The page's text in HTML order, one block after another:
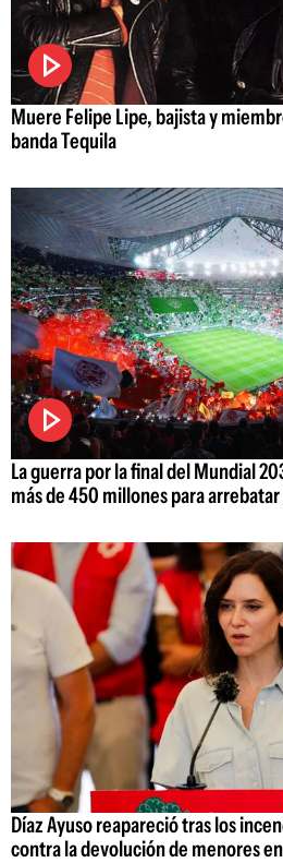
Muere Felipe Lipe, bajista y
banda Tequila
La guerra por la final del Mundial
más de 450 millones para arrebatar
Díaz Ayuso reapareció tras los
contra la devolución de menores